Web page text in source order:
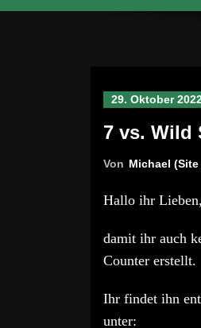
29. Oktober
7 vs. Wild
Von Michael (Site
Hallo ihr Lieben,
damit ihr auch
Counter erstellt.
Ihr findet ihn
unter: